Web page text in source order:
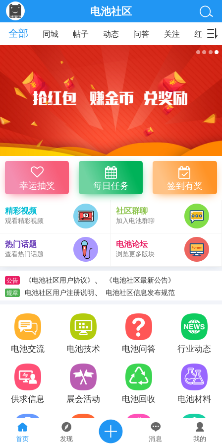
首页 发现 消息 我的
电池社区
全部
同城 帖子 动态 问答 关注 红包
幸运抽奖 每日任务 签到有奖
精彩视频
观看精彩视频
社区群聊
加入电池群聊
热门话题
查看热门话题
电池论坛
浏览更多版块
公告 《电池社区用户协议》 、 《电池社区最新公告》
规章 电池社区用户注册说明、 电池社区信息发布规范
电池交流 电池技术 电池问答 行业动态
供求信息 展会活动 电池回收 电池材料